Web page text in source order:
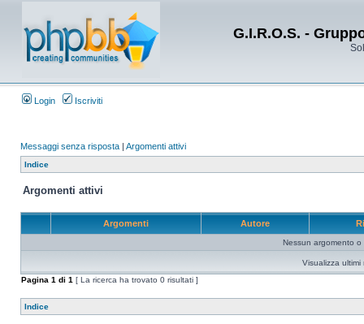
G.I.R.O.S. -
Login Iscriviti
Messaggi senza risposta | Argomenti attivi
Indice
Argomenti attivi
Argomenti Autore
Nessun argomento o
Visualizza ultimi
Pagina 1 di 1 [ La ricerca ha trovato 0 risultati ]
Indice